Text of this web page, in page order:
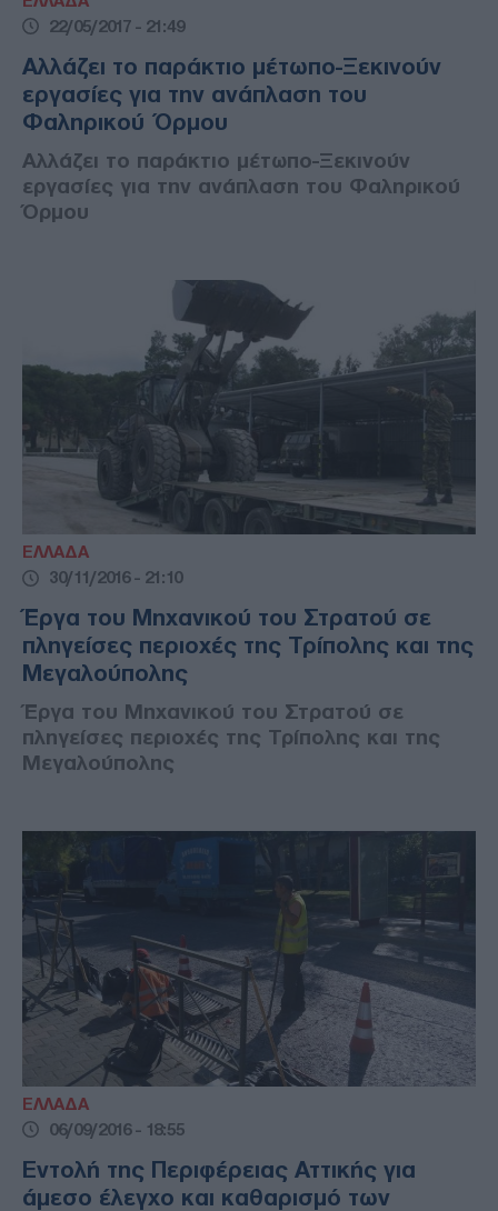
22/05/2017 - 21:49
Αλλάζει το παράκτιο μέτωπο-Ξεκινούν
εργασίες για την ανάπλαση του
Φαληρικού Όρμου
Αλλάζει το παράκτιο μέτωπο-Ξεκινούν
εργασίες για την ανάπλαση του Φαληρικού
Όρμου
ΕΛΛΑΔΑ
30/11/2016 - 21:10
Έργα του Μηχανικού του Στρατού σε
πληγείσες περιοχές της Τρίπολης και της
Μεγαλούπολης
Έργα του Μηχανικού του Στρατού σε
πληγείσες περιοχές της Τρίπολης και της
Μεγαλούπολης
ΕΛΛΑΔΑ
06/09/2016 - 18:55
Εντολή της Περιφέρειας Αττικής για
άμεσο έλεγχο και καθαρισμό των